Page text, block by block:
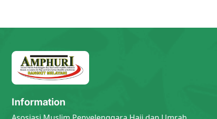
Information